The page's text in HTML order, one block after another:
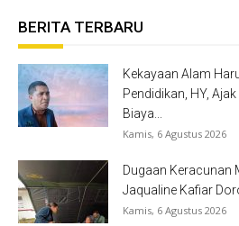
BERITA TERBARU
Kekayaan Alam
Pendidikan, HY,
Biaya...
Kamis, 6 Agustus 2026
Dugaan Keracunan
Jaqualine Kafiar
Kamis, 6 Agustus 2026